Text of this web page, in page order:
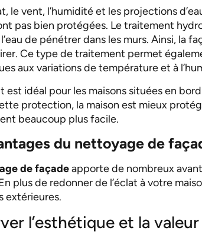
le vent, l’humidité et les projections
pas bien protégées. Le traitement
de pénétrer dans les murs. Ainsi, la
Ce type de traitement permet
aux variations de température et à
est idéal pour les maisons situées en
protection, la maison est mieux
beaucoup plus facile.
du nettoyage de
de façadeapporte de nombreux
plus de redonner de l’éclat à votre
extérieures.
l’esthétique et la